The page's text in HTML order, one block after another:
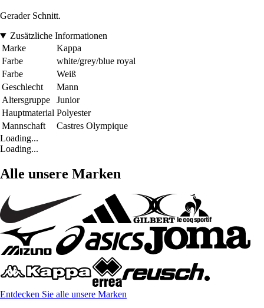
Gerader Schnitt.
Zusätzliche Informationen
Marke
Kappa
Farbe
white/grey/blue royal
Farbe
Weiß
Geschlecht
Mann
Altersgruppe
Junior
Hauptmaterial Polyester
Mannschaft
Castres Olympique
Loading...
Loading...
Alle unsere Marken
Entdecken Sie alle unsere Marken